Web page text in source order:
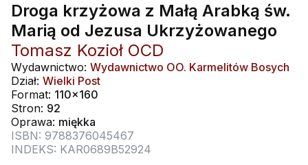
Pismo Święte
Kościół Katolicki
Duszpasterstwo
Teologia
Życie chrześcijańskie
Duchowość
Literatura piękna
Wszystko z kategorii - Multimedia
DVD
CD-ROM
Muzyka
Rekolekcje i inne na CD
Śpiew i modlitwa
Dla Dzieci
Wszystko z kategorii - Dla Dzieci
Literatura (D)
Płyty, DVD (D)
Podręczniki i pomoce dydaktyczne
Podręczniki
Wszystko z kategorii - Podręczniki
Podręczniki i pomoce dydaktyczne
Zabawa i Nauka
Nowości
Zaloguj się
Droga krzyżowa z Małą Arabką św.
Marią od Jezusa Ukrzyżowanego
Tomasz Kozioł OCD
Wydawnictwo: Wydawnictwo OO. Karmelitów Bosych
Dział: Wielki Post
Format: 110x160
Stron: 92
Oprawa: miękka
ISBN: 9788376045467
INDEKS: KAR0689B52924